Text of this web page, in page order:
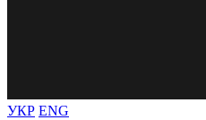
УКР ENG